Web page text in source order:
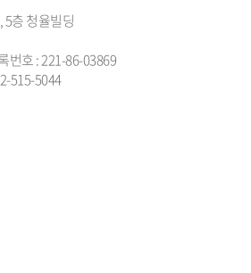
5층 청율빌딩
번호 : 221-86-03869
515-5044